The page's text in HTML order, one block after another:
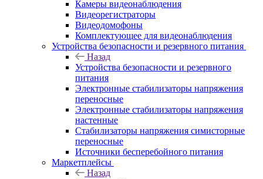
Камеры видеонаблюдения
Видеорегистраторы
Видеодомофоны
Комплектующее для видеонаблюдения
Устройства безопасности и резервного питания
Назад
Устройства безопасности и резервного
питания
Электронные стабилизаторы напряжения
переносные
Электронные стабилизаторы напряжения
настенные
Стабилизаторы напряжения симисторные
переносные
Источники бесперебойного питания
Маркетплейсы
Назад